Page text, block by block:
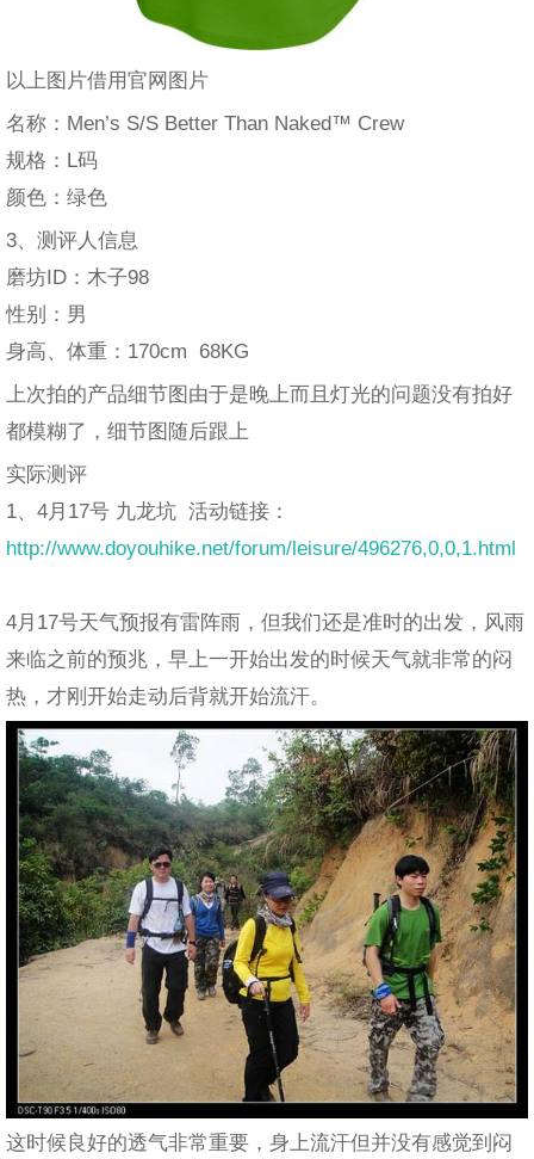
以上图片借用官网图片
名称：Men’s S/S Better Than Naked™ Crew
规格：L码
颜色：绿色
3、测评人信息
磨坊ID：木子98
性别：男
身高、体重：170cm 68KG
上次拍的产品细节图由于是晚上而且灯光的问题没有拍好
都模糊了，细节图随后跟上
实际测评
1、4月17号 九龙坑 活动链接：
http://www.doyouhike.net/forum/leisure/496276,0,0,1.html
4月17号天气预报有雷阵雨，但我们还是准时的出发，风雨
来临之前的预兆，早上一开始出发的时候天气就非常的闷
热，才刚开始走动后背就开始流汗。
这时候良好的透气非常重要，身上流汗但并没有感觉到闷